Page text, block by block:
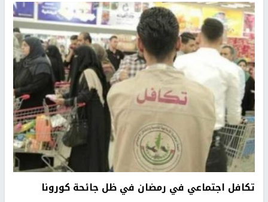
تكافل اجتماعي في رمضان في ظل جائحة كورونا